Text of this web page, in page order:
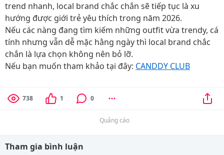
trend nhanh, local brand chắc chắn sẽ tiếp tục là xu
hướng được giới trẻ yêu thích trong năm 2026.
Nếu các nàng đang tìm kiếm những outfit vừa trendy, cá
tính nhưng vẫn dễ mặc hằng ngày thì local brand chắc
chắn là lựa chọn không nên bỏ lỡ.
Nếu bạn muốn tham khảo tại đây: CANDDY CLUB
738 1 0
Quảng cáo
Tham gia bình luận